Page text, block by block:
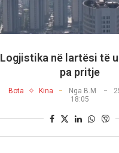
Logjistika në lartësi të
pa pritje
Bota Kina Nga B.M
18:05